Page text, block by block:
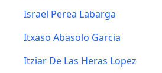
Israel Perea Labarga
Itxaso Abasolo Garcia
Itziar De Las Heras Lopez